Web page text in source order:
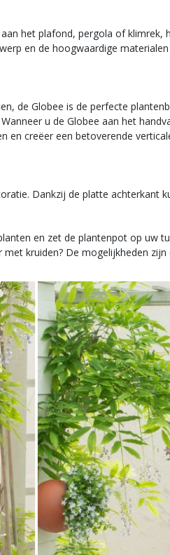
het plafond, pergola of klimrek,
en de hoogwaardige
de Globee is de perfecte
u de Globee aan het
en creëer een betoverende
Dankzij de platte achterkant
en zet de plantenpot op uw
kruiden? De mogelijkheden